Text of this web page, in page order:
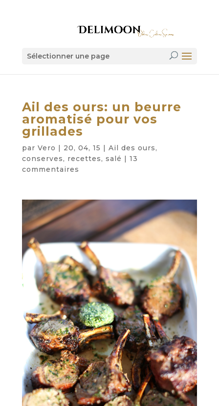
Sélectionner une page
Ail des ours: un beurre
aromatisé pour vos
grillades
par Vero | 20, 04, 15 | Ail des ours,
conserves, recettes, salé | 13
commentaires